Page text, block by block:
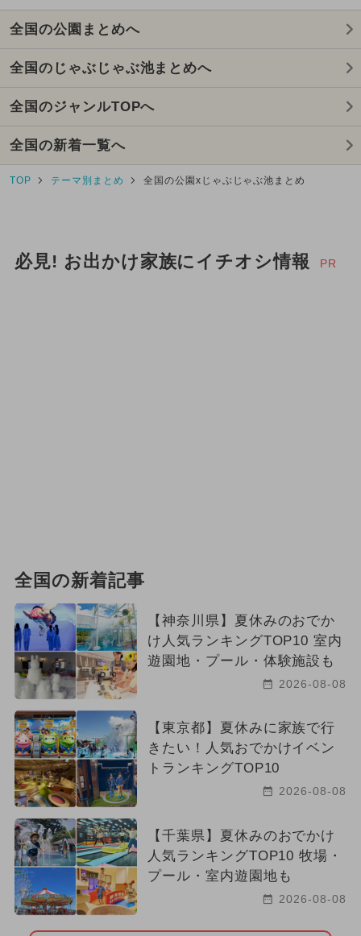
全国の公園まとめへ
全国のじゃぶじゃぶ池まとめへ
全国のジャンルTOPへ
全国の新着一覧へ
TOP テーマ別まとめ 全国の公園xじゃぶじゃぶ池まとめ
必見! お出かけ家族にイチオシ情報 PR
全国の新着記事
【神奈川県】夏休みのおでか
け人気ランキングTOP10 室内
遊園地・プール・体験施設も
2026-08-08
【東京都】夏休みに家族で行
きたい！人気おでかけイベン
トランキングTOP10
2026-08-08
【千葉県】夏休みのおでかけ
人気ランキングTOP10 牧場・
プール・室内遊園地も
2026-08-08